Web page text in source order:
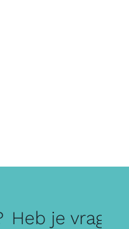
Heb je